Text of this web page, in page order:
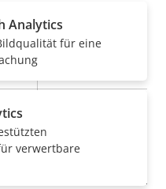
Eigentumswert
Analytics
für eine
verwertbare